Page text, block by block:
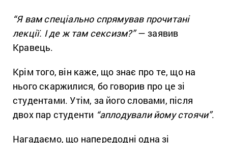
“Я вам спеціально спрямував прочитані
лекції. І де ж там сексизм?”— заявив
Кравець.
Крім того, він каже, що знає про те, що на
нього скаржилися, бо говорив про це зі
студентами. Утім, за його словами, після
двох пар студенти “аплодували йому стоячи”.
Нагадаємо, що напередодні одна зі